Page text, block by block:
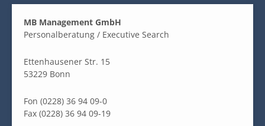
MB Management GmbH
Personalberatung / Executive Search
Ettenhausener Str. 15
53229 Bonn
Fon (0228) 36 94 09-0
Fax (0228) 36 94 09-19